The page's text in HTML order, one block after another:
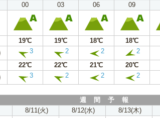
00 03 06 09
19℃ 19℃ 18℃ 18℃
3 2 2 2
22℃ 22℃ 21℃ 20℃
3 2 2 2
週 間 予 報
8/11(火) 8/12(水) 8/13(木)